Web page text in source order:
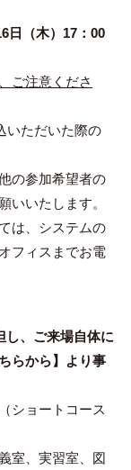
日 （木） 17 ： 00
ご注意くださ
いただいた際の
の参加希望者の
いいたします。
は、システムの
フィスまでお電
し、ご来場自体に
らから】 より事
ショートコース
室、実習室、図